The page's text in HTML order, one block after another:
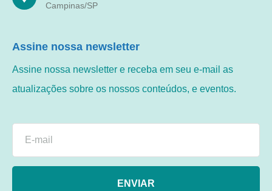
Campinas/SP
Assine nossa newsletter
Assine nossa newsletter e receba em seu e-mail as
atualizações sobre os nossos conteúdos, e eventos.
ENVIAR